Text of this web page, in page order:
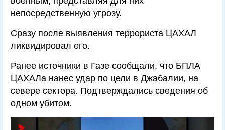
непосредственную угрозу.
Сразу после выявления террориста ЦАХАЛ
ликвидировал его.
Ранее источники в Газе сообщали, что БПЛА
ЦАХАЛа нанес удар по цели в Джабалии, на
севере сектора. Подтверждались сведения об
одном убитом.